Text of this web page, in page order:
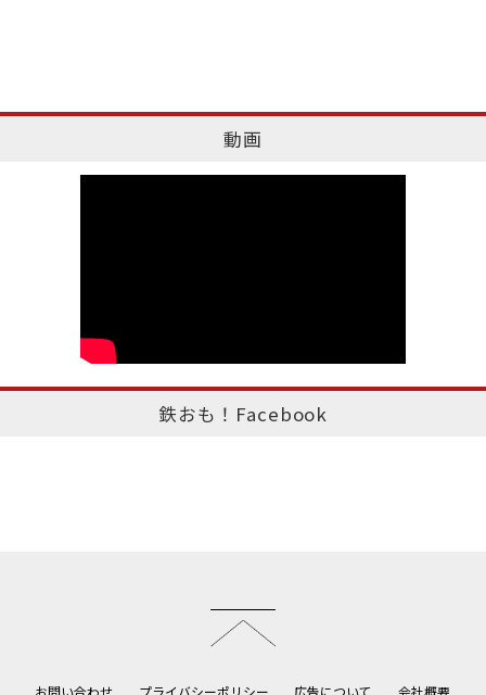
動画
鉄おも！Facebook
お問い合わせ プライバシーポリシー 広告について 会社概要